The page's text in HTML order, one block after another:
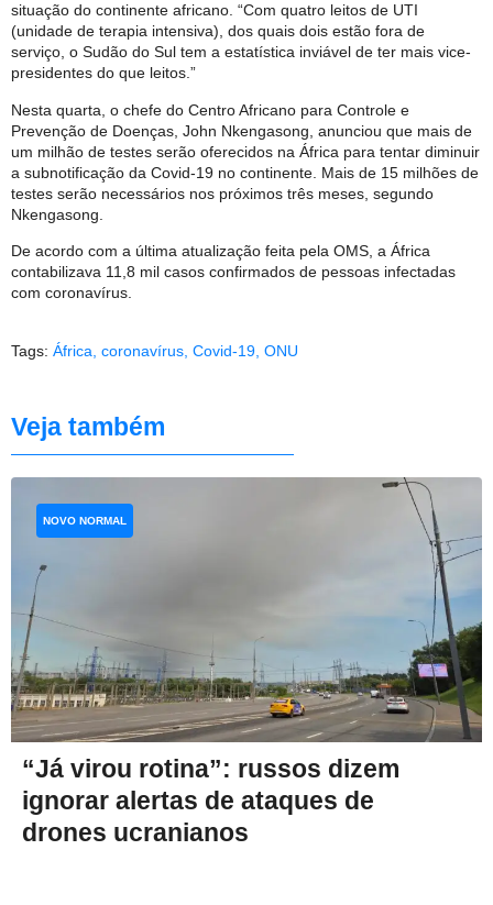
situação do continente africano. “Com quatro leitos de UTI
(unidade de terapia intensiva), dos quais dois estão fora de
serviço, o Sudão do Sul tem a estatística inviável de ter mais vice-
presidentes do que leitos.”
Nesta quarta, o chefe do Centro Africano para Controle e
Prevenção de Doenças, John Nkengasong, anunciou que mais de
um milhão de testes serão oferecidos na África para tentar diminuir
a subnotificação da Covid-19 no continente. Mais de 15 milhões de
testes serão necessários nos próximos três meses, segundo
Nkengasong.
De acordo com a última atualização feita pela OMS, a África
contabilizava 11,8 mil casos confirmados de pessoas infectadas
com coronavírus.
Tags: África, coronavírus, Covid-19, ONU
Veja também
“Já virou rotina”: russos dizem
ignorar alertas de ataques de
drones ucranianos
NOVO NORMAL